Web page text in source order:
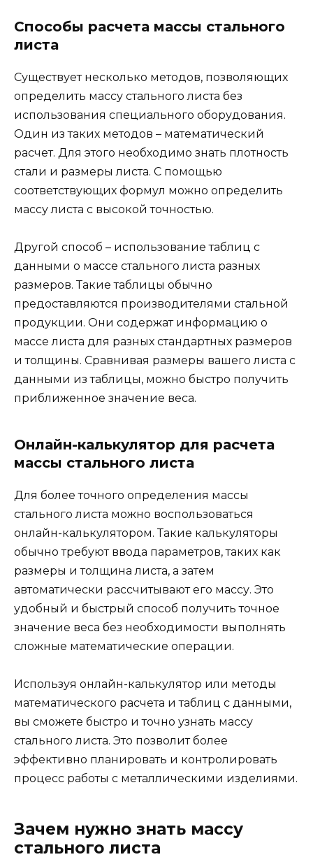
Способы расчета массы стального
листа
Существует несколько методов, позволяющих
определить массу стального листа без
использования специального оборудования.
Один из таких методов – математический
расчет. Для этого необходимо знать плотность
стали и размеры листа. С помощью
соответствующих формул можно определить
массу листа с высокой точностью.
Другой способ – использование таблиц с
данными о массе стального листа разных
размеров. Такие таблицы обычно
предоставляются производителями стальной
продукции. Они содержат информацию о
массе листа для разных стандартных размеров
и толщины. Сравнивая размеры вашего листа с
данными из таблицы, можно быстро получить
приближенное значение веса.
Онлайн-калькулятор для расчета
массы стального листа
Для более точного определения массы
стального листа можно воспользоваться
онлайн-калькулятором. Такие калькуляторы
обычно требуют ввода параметров, таких как
размеры и толщина листа, а затем
автоматически рассчитывают его массу. Это
удобный и быстрый способ получить точное
значение веса без необходимости выполнять
сложные математические операции.
Используя онлайн-калькулятор или методы
математического расчета и таблиц с данными,
вы сможете быстро и точно узнать массу
стального листа. Это позволит более
эффективно планировать и контролировать
процесс работы с металлическими изделиями.
Зачем нужно знать массу
стального листа